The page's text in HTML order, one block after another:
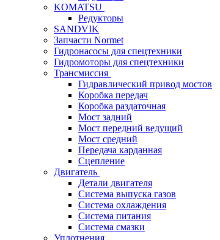
KOMATSU
Редукторы
SANDVIK
Запчасти Normet
Гидронасосы для спецтехники
Гидромоторы для спецтехники
Трансмиссия
Гидравлический привод мостов
Коробка передач
Коробка раздаточная
Мост задний
Мост передний ведущий
Мост средний
Передача карданная
Сцепление
Двигатель
Детали двигателя
Система выпуска газов
Система охлаждения
Система питания
Система смазки
Уплотнения